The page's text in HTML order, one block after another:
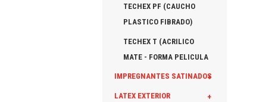
TECHEX PF (CAUCHO
PLASTICO FIBRADO)
TECHEX T (ACRILICO
MATE - FORMA PELICULA
+
IMPREGNANTES SATINADOS
+
LATEX EXTERIOR